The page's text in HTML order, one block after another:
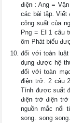
điện : Ang =
các bài tập.
công suất của
Png = EI 1 câu
ôm Phát biểu
đối với toàn
dụng được hệ
đối với toàn
điện trở. 2 câu
Tính được suất
điện trở điện trở
nguồn mắc nối
song. song